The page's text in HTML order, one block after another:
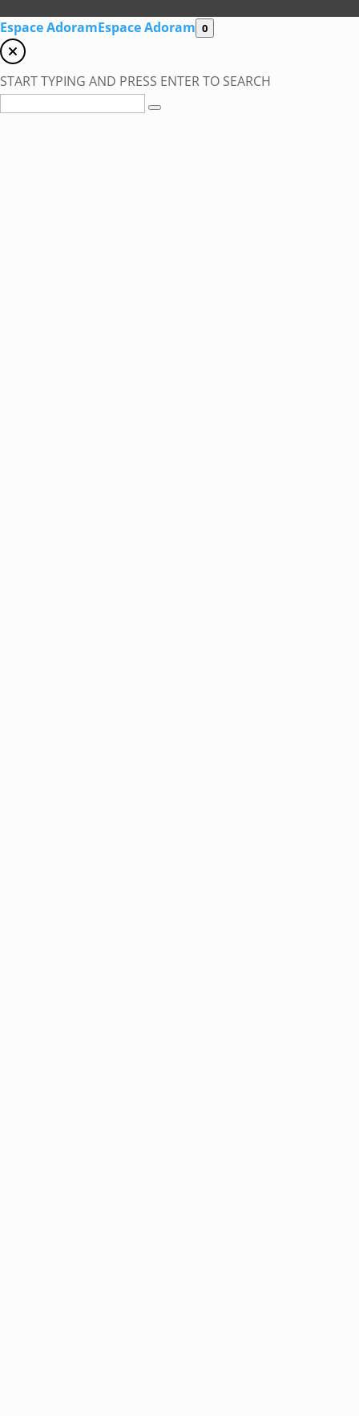
Espace AdoramEspace Adoram 0
START TYPING AND PRESS ENTER TO SEARCH